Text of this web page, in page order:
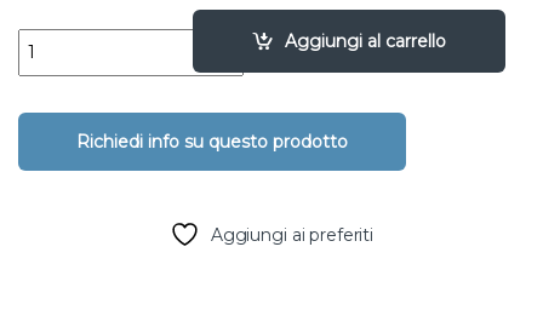
Valvola di sfiato - 2" DN50 quantityAggiungi al carrello
Aggiungi ai preferiti